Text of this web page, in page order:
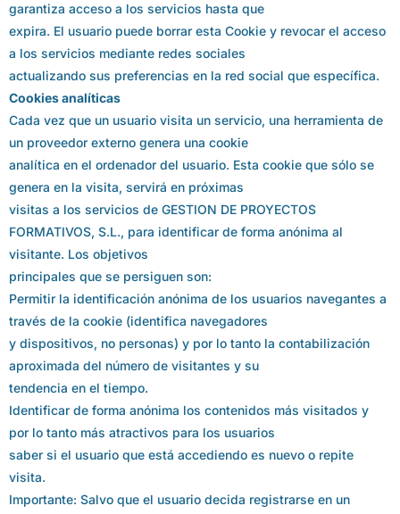
garantiza acceso a los servicios hasta que
expira. El usuario puede borrar esta Cookie y revocar el acceso
a los servicios mediante redes sociales
actualizando sus preferencias en la red social que específica.
Cookies analíticas
Cada vez que un usuario visita un servicio, una herramienta de
un proveedor externo genera una cookie
analítica en el ordenador del usuario. Esta cookie que sólo se
genera en la visita, servirá en próximas
visitas a los servicios de GESTION DE PROYECTOS
FORMATIVOS, S.L., para identificar de forma anónima al
visitante. Los objetivos
principales que se persiguen son:
Permitir la identificación anónima de los usuarios navegantes a
través de la cookie (identifica navegadores
y dispositivos, no personas) y por lo tanto la contabilización
aproximada del número de visitantes y su
tendencia en el tiempo.
Identificar de forma anónima los contenidos más visitados y
por lo tanto más atractivos para los usuarios
saber si el usuario que está accediendo es nuevo o repite
visita.
Importante: Salvo que el usuario decida registrarse en un